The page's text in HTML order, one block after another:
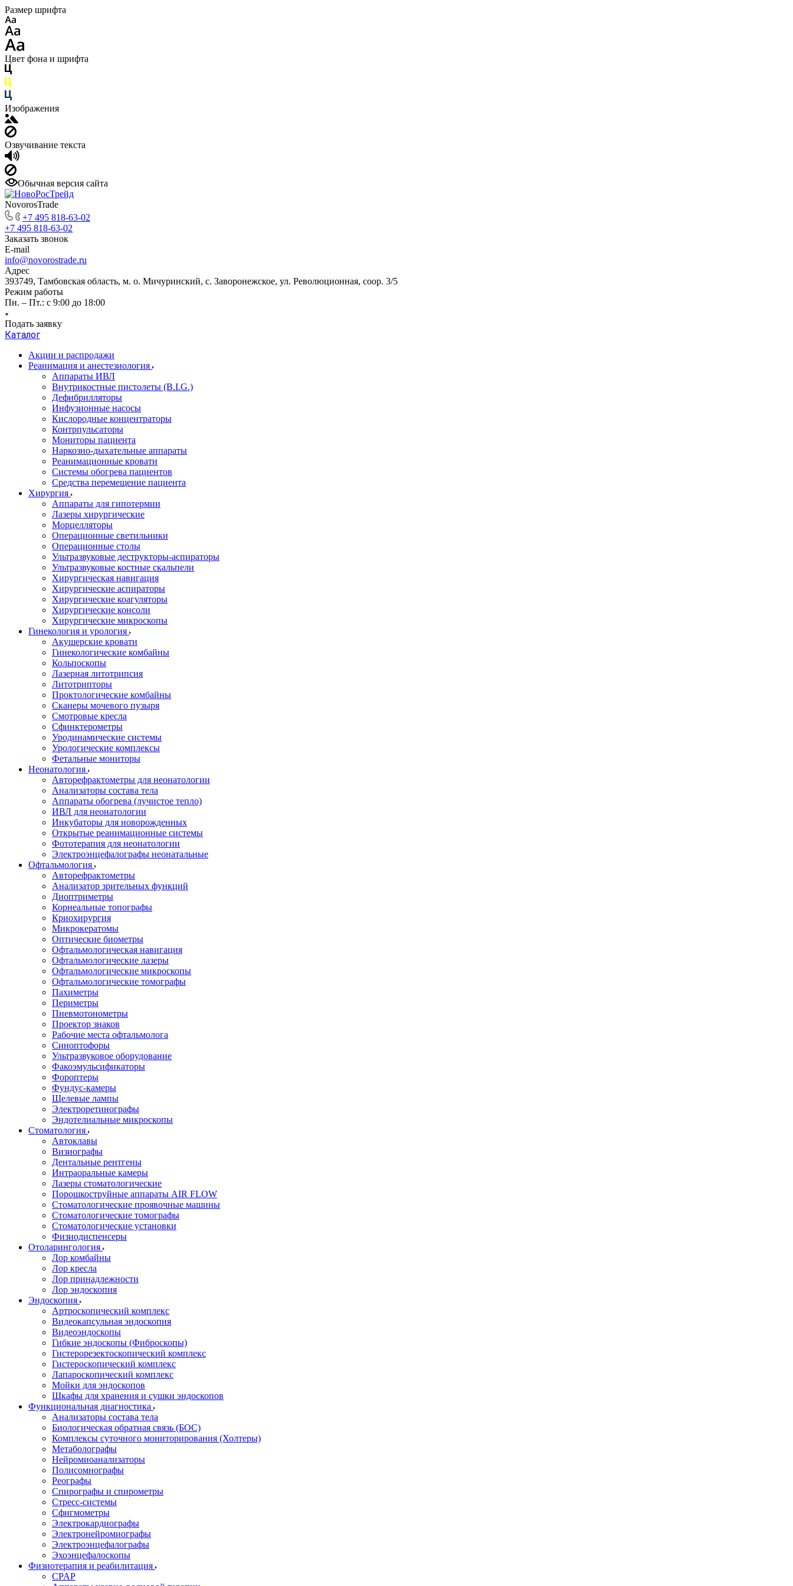
Размер шрифта
Цвет фона и шрифта
Изображения
Озвучивание текста
Обычная версия сайта
NovorosTrade
+7 495 818-63-02
+7 495 818-63-02
Заказать звонок
E-mail
info@novorostrade.ru
Адрес
393749, Тамбовская область, м. о. Мичуринский, с. Заворонежское, ул. Революционная, соор. 3/5
Режим работы
Пн. – Пт.: с 9:00 до 18:00
Подать заявку
Каталог
Акции и распродажи
Реанимация и анестезиология
Аппараты ИВЛ
Внутрикостные пистолеты (B.I.G.)
Дефибрилляторы
Инфузионные насосы
Кислородные концентраторы
Контрпульсаторы
Мониторы пациента
Наркозно-дыхательные аппараты
Реанимационные кровати
Системы обогрева пациентов
Средства перемещение пациента
Хирургия
Аппараты для гипотермии
Лазеры хирургические
Морцелляторы
Операционные светильники
Операционные столы
Ультразвуковые деструкторы-аспираторы
Ультразвуковые костные скальпели
Хирургическая навигация
Хирургические аспираторы
Хирургические коагуляторы
Хирургические консоли
Хирургические микроскопы
Гинекология и урология
Акушерские кровати
Гинекологические комбайны
Кольпоскопы
Лазерная литотрипсия
Литотрипторы
Проктологические комбайны
Сканеры мочевого пузыря
Смотровые кресла
Сфинктерометры
Уродинамические системы
Урологические комплексы
Фетальные мониторы
Неонатология
Авторефрактометры для неонатологии
Анализаторы состава тела
Аппараты обогрева (лучистое тепло)
ИВЛ для неонатологии
Инкубаторы для новорожденных
Открытые реанимационные системы
Фототерапия для неонатологии
Электроэнцефалографы неонатальные
Офтальмология
Авторефрактометры
Анализатор зрительных функций
Диоптриметры
Корнеальные топографы
Криохирургия
Микрокератомы
Оптические биометры
Офтальмологическая навигация
Офтальмологические лазеры
Офтальмологические микроскопы
Офтальмологические томографы
Пахиметры
Периметры
Пневмотонометры
Проектор знаков
Рабочие места офтальмолога
Синоптофоры
Ультразвуковое оборудование
Факоэмульсификаторы
Фороптеры
Фундус-камеры
Щелевые лампы
Электроретинографы
Эндотелиальные микроскопы
Стоматология
Автоклавы
Визиографы
Дентальные рентгены
Интраоральные камеры
Лазеры стоматологические
Порошкоструйные аппараты AIR FLOW
Стоматологические проявочные машины
Стоматологические томографы
Стоматологические установки
Физиодиспенсеры
Отоларингология
Лор комбайны
Лор кресла
Лор принадлежности
Лор эндоскопия
Эндоскопия
Артроскопический комплекс
Видеокапсульная эндоскопия
Видеоэндоскопы
Гибкие эндоскопы (Фиброcкопы)
Гистерорезектоскопический комплекс
Гистероскопический комплекс
Лапароскопический комплекс
Мойки для эндоскопов
Шкафы для хранения и сушки эндоскопов
Функциональная диагностика
Анализаторы состава тела
Биологическая обратная связь (БОС)
Комплексы суточного мониторирования (Холтеры)
Метаболографы
Нейромиоанализаторы
Полисомнографы
Реографы
Спирографы и спирометры
Стресс-системы
Сфигмометры
Электрокардиографы
Электронейромиографы
Электроэнцефалографы
Эхоэнцефалоскопы
Физиотерапия и реабилитация
CPAP